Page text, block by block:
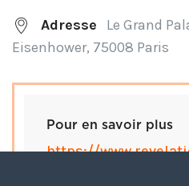
Adresse
Le Grand
Eisenhower, 75008 Paris
Pour en savoir plus
https://